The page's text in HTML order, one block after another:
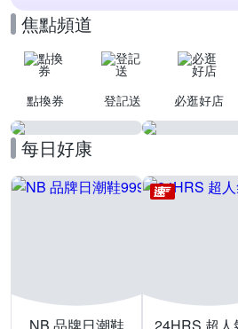
焦點頻道
點換券 登記送 必逛好店
每日好康
NB 品牌日潮鞋
24HRS 超人